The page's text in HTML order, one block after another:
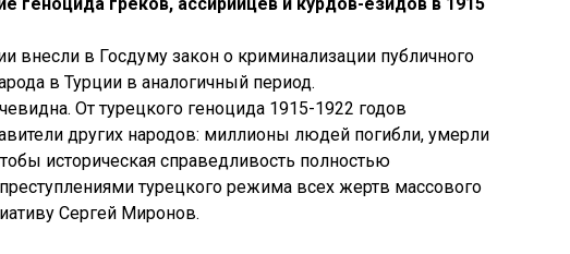
внесли в Госдуму закон о криминализации публичного
в Турции в аналогичный период.
От турецкого геноцида 1915-1922 годов
других народов: миллионы людей погибли, умерли
историческая справедливость полностью
турецкого режима всех жертв массового
Сергей Миронов.